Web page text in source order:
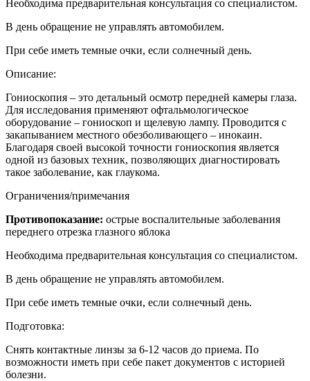
Необходима предварительная консультация со специалистом.
В день обращение не управлять автомобилем.
При себе иметь темные очки, если солнечный день.
Описание:
Гониоскопия – это детальный осмотр передней камеры глаза.
Для исследования применяют офтальмологическое
оборудование – гониоскоп и щелевую лампу. Проводится с
закапыванием местного обезболивающего – инокаин.
Благодаря своей высокой точности гониоскопия является
одной из базовых техник, позволяющих диагностировать
такое заболевание, как глаукома.
Ограничения/примечания
Противопоказание: острые воспалительные заболевания
переднего отрезка глазного яблока
Необходима предварительная консультация со специалистом.
В день обращение не управлять автомобилем.
При себе иметь темные очки, если солнечный день.
Подготовка:
Снять контактные линзы за 6-12 часов до приема. По
возможности иметь при себе пакет документов с историей
болезни.